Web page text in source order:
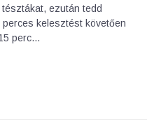
ezután tedd
kelesztést követően
perc…